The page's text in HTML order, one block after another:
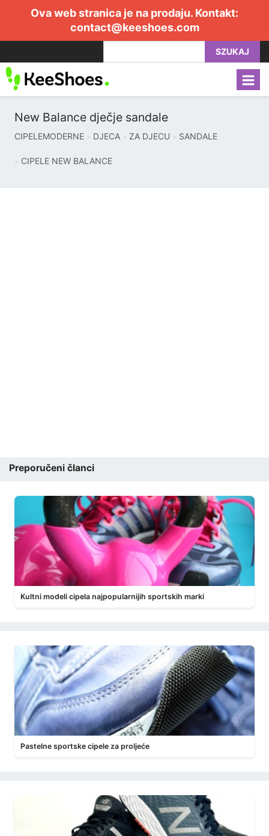
Ova web stranica je na prodaju. Kontakt:
contact@keeshoes.com
SZUKAJ
New Balance dječje sandale
CIPELEMODERNE DJECA ZA DJECU SANDALE
CIPELE NEW BALANCE
Preporučeni članci
Kultni modeli cipela najpopularnijih sportskih marki
Pastelne sportske cipele za proljeće